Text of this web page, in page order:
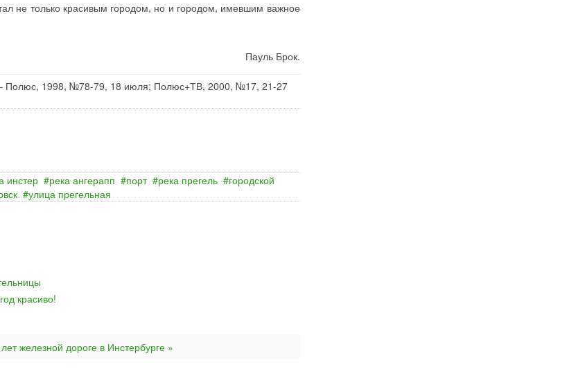
не только красивым городом, но и городом, имевшим важное
Пауль Брок.
– Полюс, 1998, №78-79, 18 июля; Полюс+ТВ, 2000, №17, 21-27
инстер река ангерапп порт река прегель
городской
улица прегельная
красиво!
железной дороге в Инстербурге »